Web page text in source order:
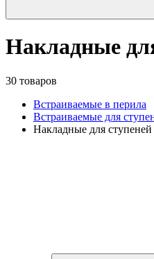
Накладные
30 товаров
Встраиваемые в перила
Встраиваемые для
Накладные для ступеней